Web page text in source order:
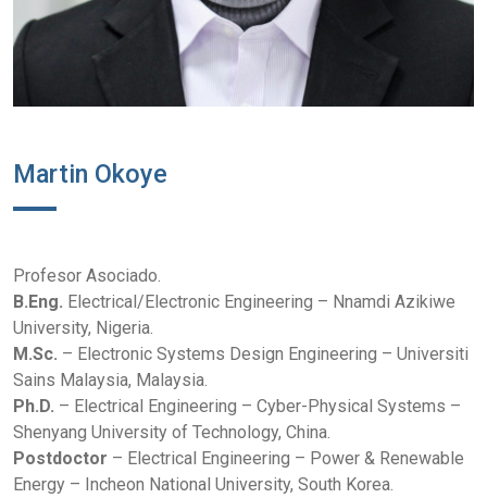
Martin Okoye
Profesor Asociado.
B.Eng. Electrical/Electronic Engineering – Nnamdi Azikiwe
University, Nigeria.
M.Sc. – Electronic Systems Design Engineering – Universiti
Sains Malaysia, Malaysia.
Ph.D. – Electrical Engineering – Cyber-Physical Systems –
Shenyang University of Technology, China.
Postdoctor – Electrical Engineering – Power & Renewable
Energy – Incheon National University, South Korea.